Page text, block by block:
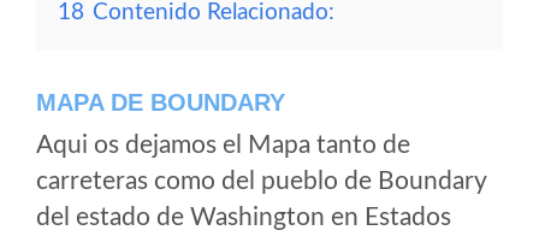
18 Contenido Relacionado:
MAPA DE BOUNDARY
Aqui os dejamos el Mapa tanto de
carreteras como del pueblo de Boundary
del estado de Washington en Estados